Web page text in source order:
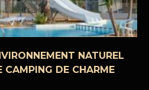
NATUREL
CAMPING DE CHARME